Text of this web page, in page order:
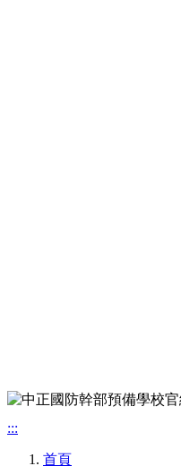
:::
首頁